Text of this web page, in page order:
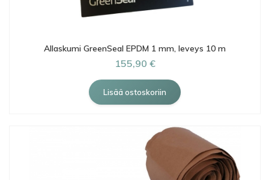
Allaskumi GreenSeal EPDM 1 mm, leveys 10 m
155,90 €